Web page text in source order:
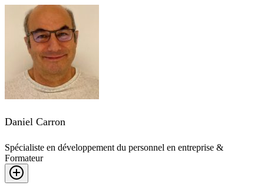
Daniel Carron
Spécialiste en développement du personnel en entreprise &
Formateur